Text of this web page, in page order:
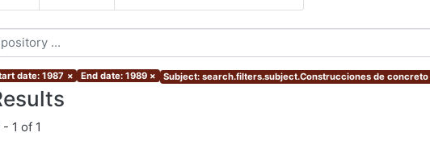
date: 1987 × End date: 1989 × Subject: search.filters.subject.Construcciones de concreto
- 1 of 1